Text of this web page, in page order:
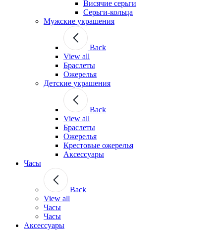
Висячие серьги
Серьги-кольца
Мужские украшения
Back
View all
Браслеты
Ожерелья
Детские украшения
Back
View all
Браслеты
Ожерелья
Крестовые ожерелья
Аксессуары
Часы
Back
View all
Часы
Часы
Аксессуары